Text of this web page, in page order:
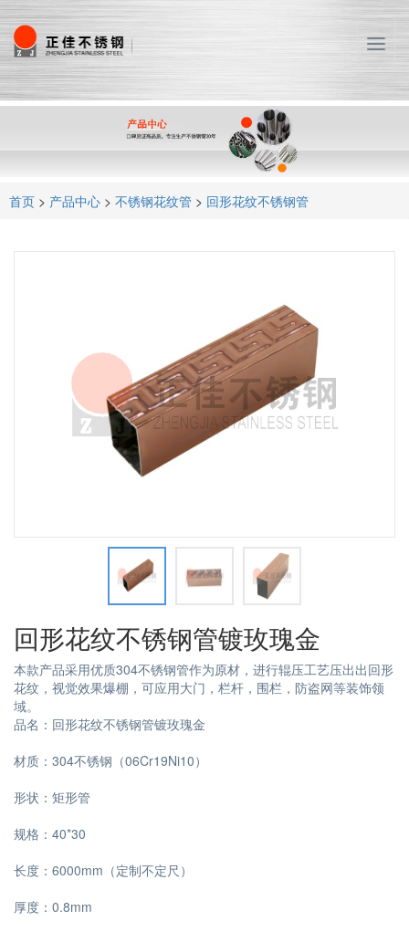
T
o
g
n
g
首页 > 产品中心 > 不锈钢花纹管 > 回形花纹不锈钢管
回形花纹不锈钢管镀玫瑰金
本款产品采用优质304不锈钢管作为原材，进行辊压工艺压出出回形
花纹，视觉效果爆棚，可应用大门，栏杆，围栏，防盗网等装饰领
域。
品名：回形花纹不锈钢管镀玫瑰金
材质：304不锈钢（06Cr19Ni10）
形状：矩形管
规格：40*30
长度：6000mm（定制不定尺）
厚度：0.8mm